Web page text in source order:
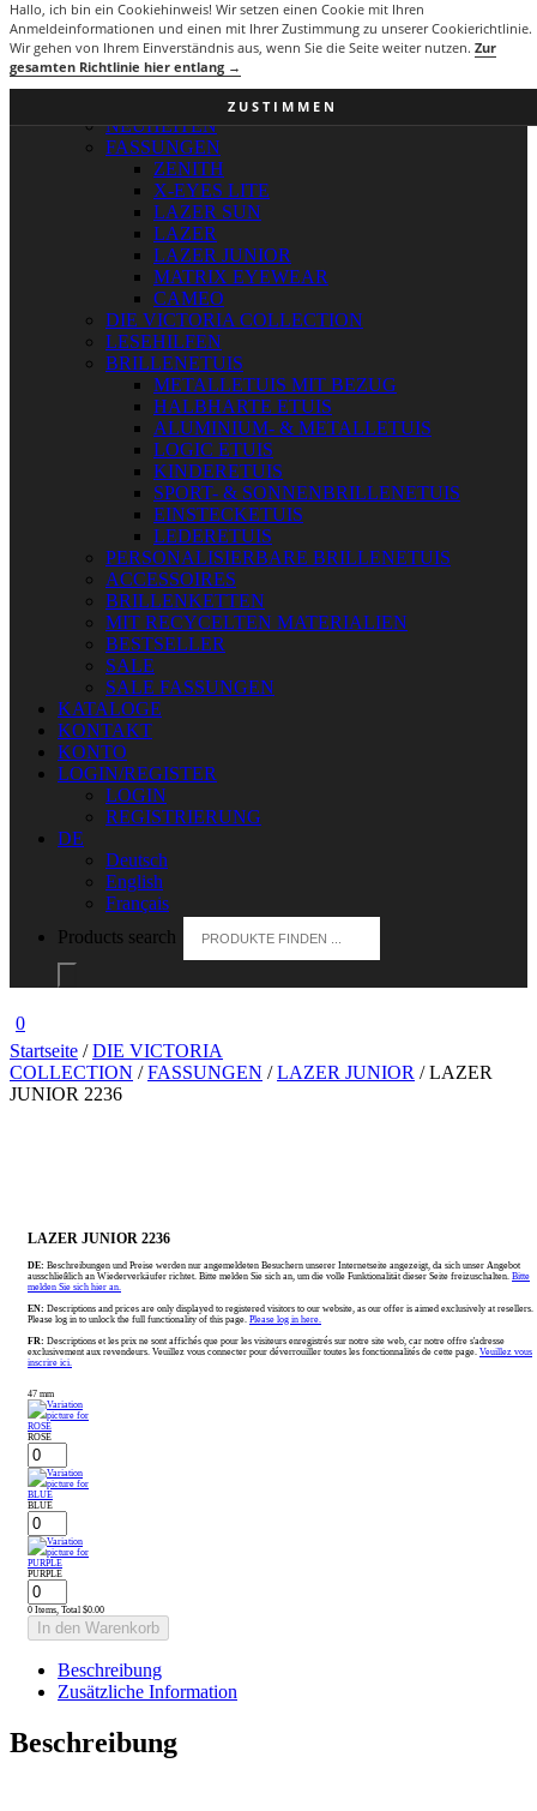
Hallo, ich bin ein Cookiehinweis! Wir setzen einen Cookie mit Ihren
Anmeldeinformationen und einen mit Ihrer Zustimmung zu unserer Cookierichtlinie.
Wir gehen von Ihrem Einverständnis aus, wenn Sie die Seite weiter nutzen. Zur
gesamten Richtlinie hier entlang →
ZUSTIMMEN
Navigation umschalten
PRODUKTE
SOMMER 2026
NEUHEITEN
FASSUNGEN
ZENITH
X-EYES LITE
LAZER SUN
LAZER
LAZER JUNIOR
MATRIX EYEWEAR
CAMEO
DIE VICTORIA COLLECTION
LESEHILFEN
BRILLENETUIS
METALLETUIS MIT BEZUG
HALBHARTE ETUIS
ALUMINIUM- & METALLETUIS
LOGIC ETUIS
KINDERETUIS
SPORT- & SONNENBRILLENETUIS
EINSTECKETUIS
LEDERETUIS
PERSONALISIERBARE BRILLENETUIS
ACCESSOIRES
BRILLENKETTEN
MIT RECYCELTEN MATERIALIEN
BESTSELLER
SALE
SALE FASSUNGEN
KATALOGE
KONTAKT
KONTO
LOGIN/REGISTER
LOGIN
REGISTRIERUNG
DE
Deutsch
English
Français
Products search
0
Startseite /DIE VICTORIA
COLLECTION /FASSUNGEN /LAZER JUNIOR / LAZER
JUNIOR 2236
LAZER JUNIOR 2236
DE: Beschreibungen und Preise werden nur angemeldeten Besuchern unserer Internetseite angezeigt, da sich unser Angebot
ausschließlich an Wiederverkäufer richtet. Bitte melden Sie sich an, um die volle Funktionalität dieser Seite freizuschalten. Bitte
melden Sie sich hier an.
EN: Descriptions and prices are only displayed to registered visitors to our website, as our offer is aimed exclusively at resellers.
Please log in to unlock the full functionality of this page. Please log in here.
FR: Descriptions et les prix ne sont affichés que pour les visiteurs enregistrés sur notre site web, car notre offre s'adresse
exclusivement aux revendeurs. Veuillez vous connecter pour déverrouiller toutes les fonctionnalités de cette page. Veuillez vous
inscrire ici.
47 mm
ROSE
BLUE
PURPLE
0 Items, Total $0.00
In den Warenkorb
Beschreibung
Zusätzliche Information
Beschreibung